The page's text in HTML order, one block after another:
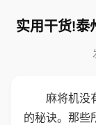
实用干货!泰
麻将机没
的秘诀。那些